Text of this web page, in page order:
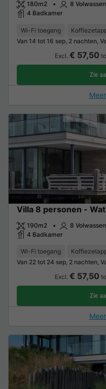
180m2 8
4 Badkamer
Wi-Fi toegang
Van 14 tot 16 sep, 2 nachten,
Excl. € 57,50
Zie
Villa 8 personen -
190m2 8
4 Badkamer
Wi-Fi toegang
Van 22 tot 24 sep, 2 nachten,
Excl. € 57,50
Zie